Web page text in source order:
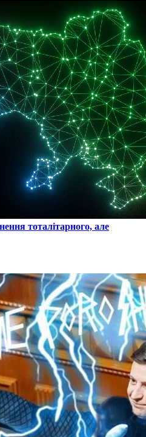
тоталітарного, але